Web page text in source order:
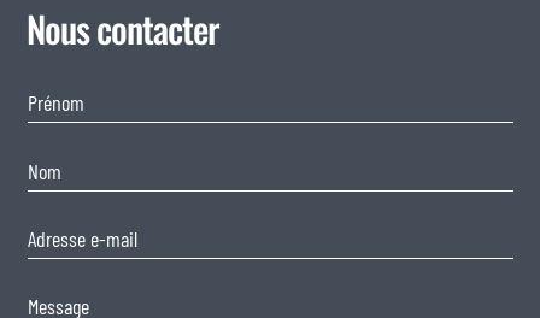
Nous contacter